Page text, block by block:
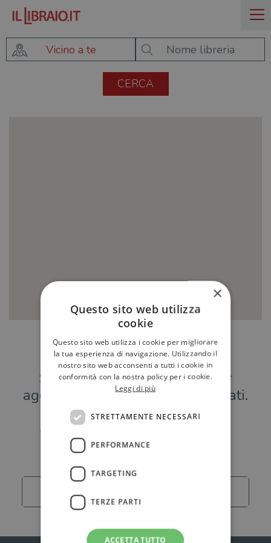
Vicino a te
Hai una libreria?
Scrivici a
per
aggiungere o modificare i tuoi dati.
Librerie
×
Questo sito web utilizza
cookie
Questo sito web utilizza i cookie per migliorare
la tua esperienza di navigazione. Utilizzando il
nostro sito web acconsenti a tutti i cookie in
conformità con la nostra policy per i cookie.
Leggi di più
STRETTAMENTE NECESSARI
PERFORMANCE
TARGETING
TERZE PARTI
ACCETTA TUTTO